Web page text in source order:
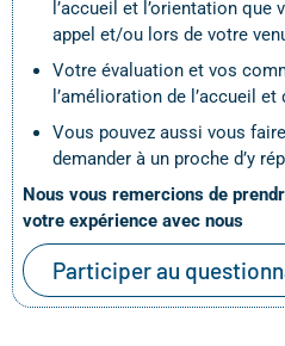
l’accueil et l’orientation
appel et/ou lors de votre
Votre évaluation et vos
l’amélioration de l’accueil
Vous pouvez aussi vous
demander à un proche d’y
Nous vous remercions de
votre expérience avec nous
Participer au